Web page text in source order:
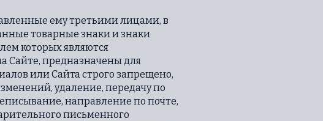
ему третьими лицами, в
товарные знаки и знаки
которых являются
Сайте, предназначены для
или Сайта строго запрещено,
удаление, передачу по
направление по почте,
письменного